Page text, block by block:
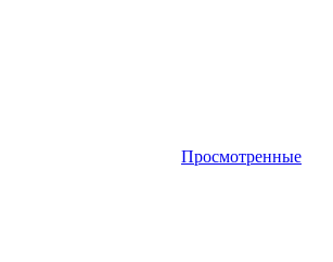
Просмотренные